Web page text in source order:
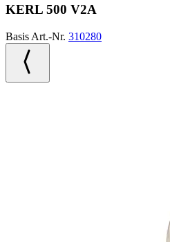
KERL 500 V2A
Basis Art.-Nr. 310280